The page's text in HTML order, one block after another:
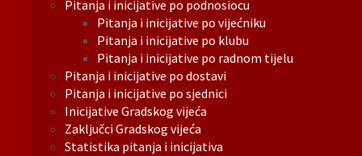
Pitanja i inicijative po podnosiocu
Pitanja i inicijative po vijećniku
Pitanja i inicijative po klubu
Pitanja i inicijative po radnom tijelu
Pitanja i inicijative po dostavi
Pitanja i inicijative po sjednici
Inicijative Gradskog vijeća
Zaključci Gradskog vijeća
Statistika pitanja i inicijativa